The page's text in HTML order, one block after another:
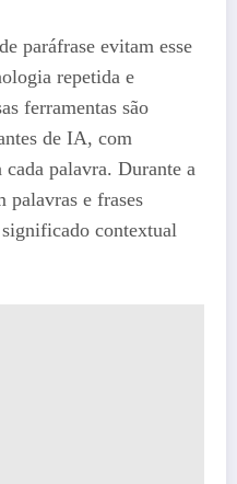
paráfrase evitam esse
repetida e
ferramentas são
de IA, com
palavra. Durante a
palavras e frases
contextual